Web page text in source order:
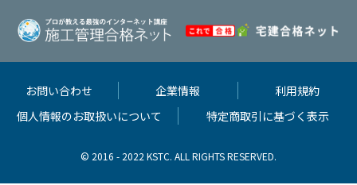
お問い合わせ 企業情報
利用規約
個人情報のお取扱いについて
特定商取引に基づく表示
© 2016 - 2022 KSTC. ALL RIGHTS RESERVED.